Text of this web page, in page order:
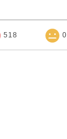
518 0